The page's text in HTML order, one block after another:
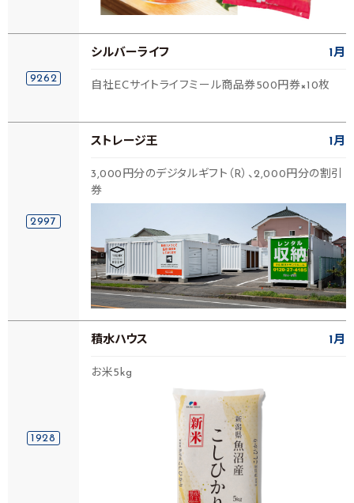
9262
シルバーライフ 1月
自社ECサイトライフミール商品券500円券×10枚
2997
ストレージ王 1月
3,000円分のデジタルギフト（R）、2,000円分の割引
券
1928
積水ハウス 1月
お米5kg